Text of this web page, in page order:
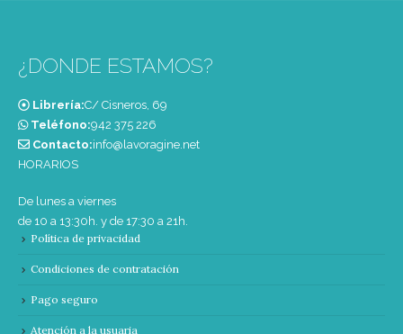
¿DONDE ESTAMOS?
Librería:C/ Cisneros, 69
Teléfono:‭942 375 226‬
Contacto:info@lavoragine.net
HORARIOS
De lunes a viernes
de 10 a 13:30h. y de 17:30 a 21h.
Política de privacidad
Condiciones de contratación
Pago seguro
Atención a la usuaria